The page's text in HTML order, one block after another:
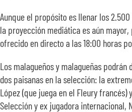
Aunque el propósito es llenar los
la proyección mediática es aún
ofrecido en directo a las 18:00 horas
Los malagueños y malagueñas
dos paisanas en la selección: la
López (que juega en el Fleury francés)
Selección y ex jugadora internacional,